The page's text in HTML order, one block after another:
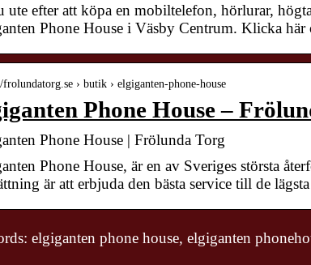
ute efter att köpa en mobiltelefon, hörlurar,
Phone House i Väsby Centrum. Klicka här
› butik › elgiganten-phone-house
Phone House –
Phone House | Frölunda Torg
Phone House, är en av Sveriges största
är att erbjuda den bästa service till de
elgiganten phone house, elgiganten